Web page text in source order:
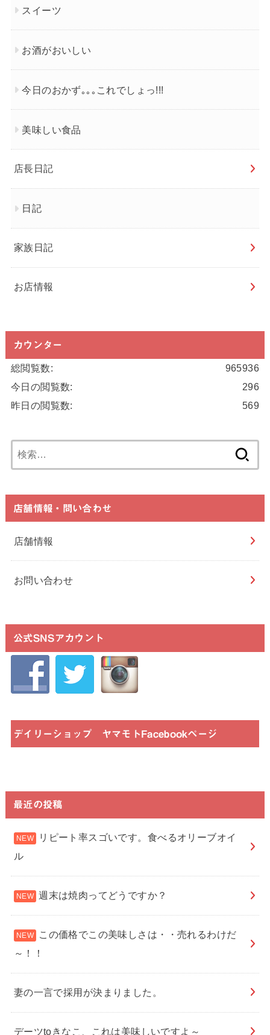
スイーツ
お酒がおいしい
今日のおかず｡｡｡これでしょっ!!!
美味しい食品
店長日記
日記
家族日記
お店情報
カウンター
965936
総閲覧数:
296
今日の閲覧数:
569
昨日の閲覧数:
索:
店舗情報・問い合わせ
店舗情報
お問い合わせ
公式SNSアカウント
デイリーショップ ヤマモトFacebookページ
最近の投稿
リピート率スゴいです。食べるオリーブオイ
ル
週末は焼肉ってどうですか？
この価格でこの美味しさは・・売れるわけだ
～！！
妻の一言で採用が決まりました。
デーツtoきなこ、これは美味しいですよ～